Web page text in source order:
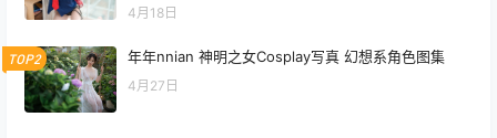
4月18日
TOP2 年年nnian 神明之女Cosplay写真 幻想系角色图集
4月27日